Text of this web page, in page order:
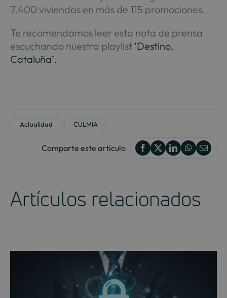
7.400 viviendas en más de 115 promociones.
Te recomendamos leer esta nota de prensa
escuchando nuestra playlist ‘Destino,
Cataluña’.
Actualidad CULMIA
Comparte este artículo
Artículos relacionados